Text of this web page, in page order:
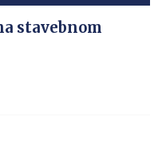
stavebnom